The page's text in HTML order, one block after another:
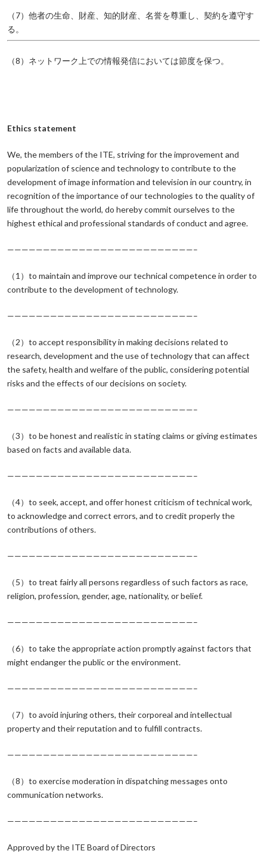
（7）他者の生命、財産、知的財産、名誉を尊重し、契約を遵守す
る。
（8）ネットワーク上での情報発信においては節度を保つ。
Ethics statement
We, the members of the ITE, striving for the improvement and
popularization of science and technology to contribute to the
development of image information and television in our country, in
recognition of the importance of our technologies to the quality of
life throughout the world, do hereby commit ourselves to the
highest ethical and professional standards of conduct and agree.
——————————————————————————–
（1）to maintain and improve our technical competence in order to
contribute to the development of technology.
——————————————————————————–
（2）to accept responsibility in making decisions related to
research, development and the use of technology that can affect
the safety, health and welfare of the public, considering potential
risks and the effects of our decisions on society.
——————————————————————————–
（3）to be honest and realistic in stating claims or giving estimates
based on facts and available data.
——————————————————————————–
（4）to seek, accept, and offer honest criticism of technical work,
to acknowledge and correct errors, and to credit properly the
contributions of others.
——————————————————————————–
（5）to treat fairly all persons regardless of such factors as race,
religion, profession, gender, age, nationality, or belief.
——————————————————————————–
（6）to take the appropriate action promptly against factors that
might endanger the public or the environment.
——————————————————————————–
（7）to avoid injuring others, their corporeal and intellectual
property and their reputation and to fulfill contracts.
——————————————————————————–
（8）to exercise moderation in dispatching messages onto
communication networks.
——————————————————————————–
Approved by the ITE Board of Directors